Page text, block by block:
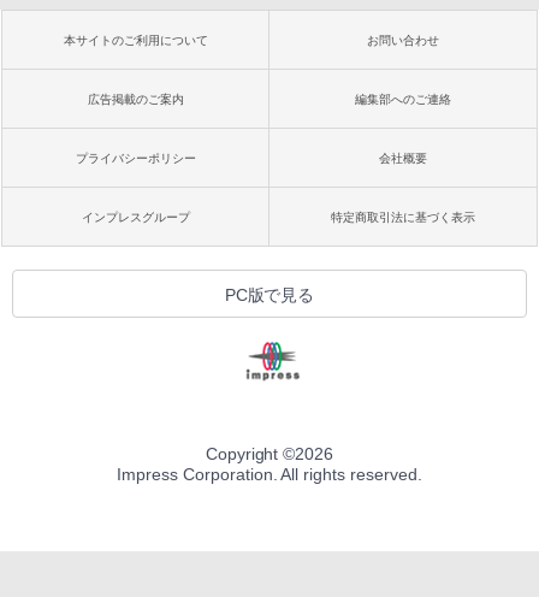
本サイトのご利用について お問い合わせ
広告掲載のご案内 編集部へのご連絡
プライバシーポリシー 会社概要
インプレスグループ 特定商取引法に基づく表示
PC版で見る
Copyright ©2026
Impress Corporation. All rights reserved.